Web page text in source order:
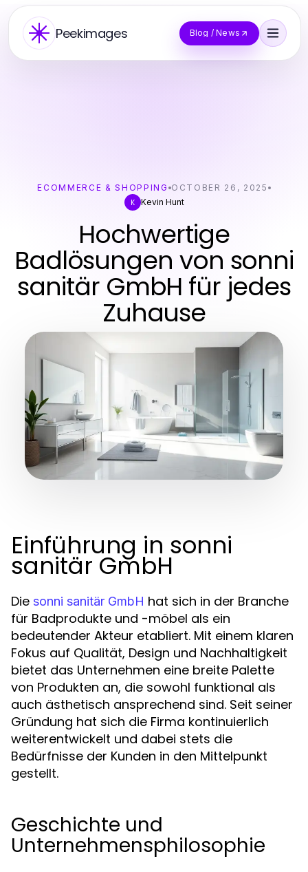
Peekimages Blog / News
ECOMMERCE & SHOPPING OCTOBER 26, 2025
K Kevin Hunt
Hochwertige
Badlösungen von sonni
sanitär GmbH für jedes
Zuhause
Einführung in sonni
sanitär GmbH
Die sonni sanitär GmbH hat sich in der Branche
für Badprodukte und -möbel als ein
bedeutender Akteur etabliert. Mit einem klaren
Fokus auf Qualität, Design und Nachhaltigkeit
bietet das Unternehmen eine breite Palette
von Produkten an, die sowohl funktional als
auch ästhetisch ansprechend sind. Seit seiner
Gründung hat sich die Firma kontinuierlich
weiterentwickelt und dabei stets die
Bedürfnisse der Kunden in den Mittelpunkt
gestellt.
Geschichte und
Unternehmensphilosophie